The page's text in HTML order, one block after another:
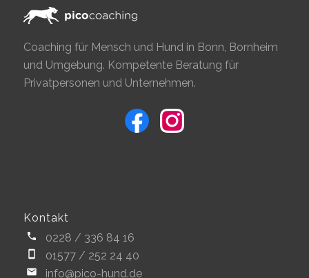
Coaching für Mensch und Hund in Bonn, Bornheim
und Umgebung. Kompetente Beratung für
Privatpersonen und Unternehmen.
Kontakt
0228 / 336 84 16
01577 / 252 24 40
info@pico-hund.de